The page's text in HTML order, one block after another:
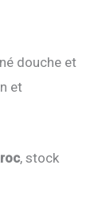
douche et
et
, stock